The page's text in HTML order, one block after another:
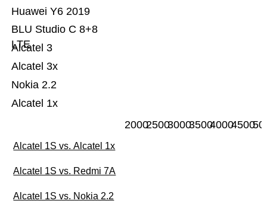
Alcatel 1x
Nokia 2.2
Alcatel 3x
Alcatel 3
BLU Studio C 8+8
LTE
Huawei Y6 2019
200025003000350040004500
Alcatel 1S vs. Alcatel 1x
Alcatel 1S vs. Redmi 7A
Alcatel 1S vs. Nokia 2.2